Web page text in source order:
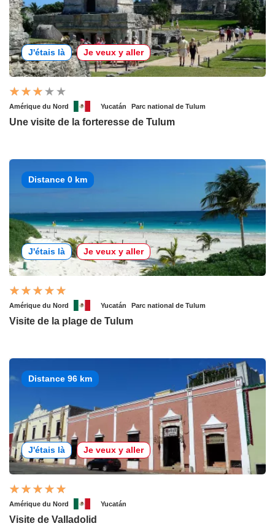
J'étais là Je veux y aller
Amérique du Nord Yucatán Parc national de Tulum
Une visite de la forteresse de Tulum
Distance 0 km
J'étais là Je veux y aller
Amérique du Nord Yucatán Parc national de Tulum
Visite de la plage de Tulum
Distance 96 km
J'étais là Je veux y aller
Amérique du Nord Yucatán
Visite de Valladolid